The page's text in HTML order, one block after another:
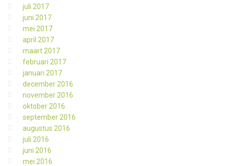
juli 2017
juni 2017
mei 2017
april 2017
maart 2017
februari 2017
januari 2017
december 2016
november 2016
oktober 2016
september 2016
augustus 2016
juli 2016
juni 2016
mei 2016